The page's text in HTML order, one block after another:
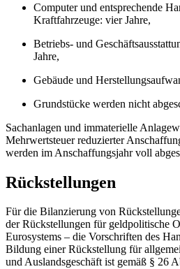
Computer und entsprechende
Kraftfahrzeuge: vier Jahre,
Betriebs- und
Jahre,
Gebäude und
Grundstücke werden nicht
Sachanlagen und immaterielle
Mehrwertsteuer reduzierter
werden im Anschaffungsjahr voll
Rückstellungen
Für die Bilanzierung von
der Rückstellungen für geldpolitische
Eurosystems – die Vorschriften des
Bildung einer Rückstellung für
und Auslandsgeschäft ist gemäß § 26